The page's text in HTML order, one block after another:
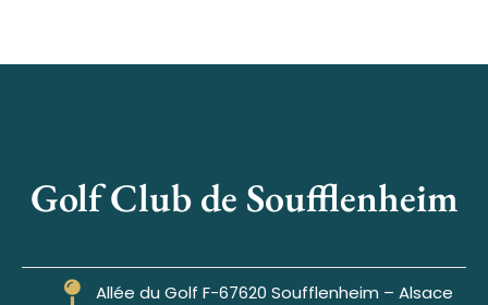
Golf Club de Soufflenheim
Allée du Golf F-67620 Soufflenheim – Alsace